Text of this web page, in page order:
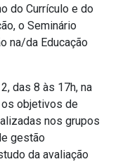
do Currículo e do
o Seminário
na/da Educação
das 8 às 17h, na
os objetivos de
nos grupos
gestão
da avaliação